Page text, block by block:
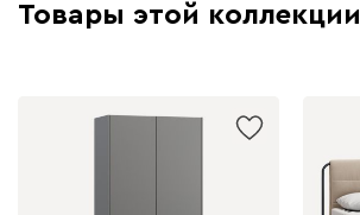
Товары этой коллекции